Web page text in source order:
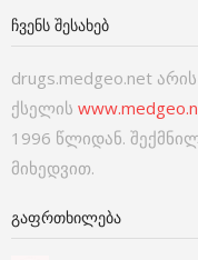
ᲩᲕᲔᲜᲡ ᲨᲔᲡᲐᲮᲔᲑ
drugs.medgeo.net
ქსელის
1996 წლიდან.
მიხედვით.
ᲒᲐᲤᲠᲗᲮᲘᲚᲔᲑᲐ